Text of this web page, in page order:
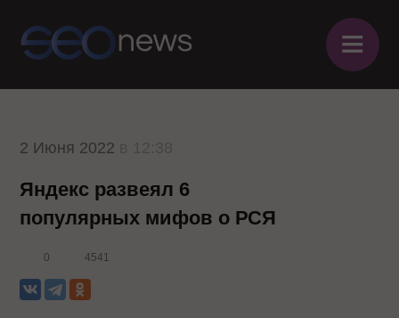
≡
2 Июня 2022
Яндекс развеял 6
популярных мифов о РСЯ
0 4541